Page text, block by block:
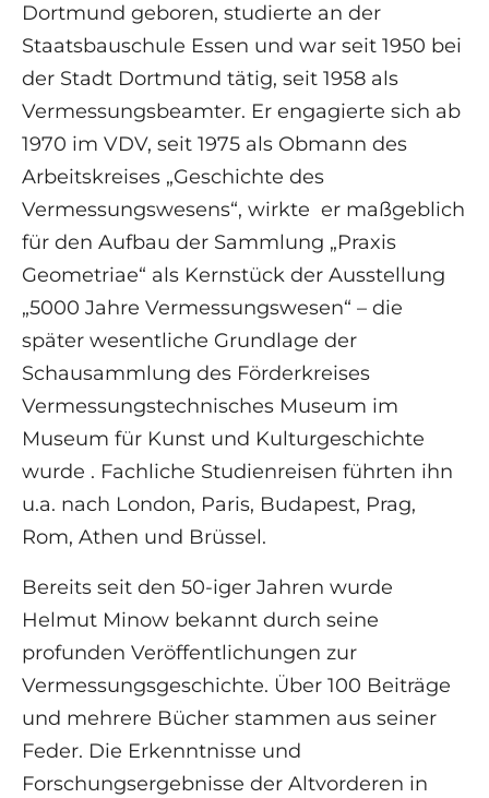
Dortmund geboren, studierte an der
Staatsbauschule Essen und war seit 1950 bei
der Stadt Dortmund tätig, seit 1958 als
Vermessungsbeamter. Er engagierte sich ab
1970 im VDV, seit 1975 als Obmann des
Arbeitskreises „Geschichte des
Vermessungswesens“, wirkte er maßgeblich
für den Aufbau der Sammlung „Praxis
Geometriae“ als Kernstück der Ausstellung
„5000 Jahre Vermessungswesen“ – die
später wesentliche Grundlage der
Schausammlung des Förderkreises
Vermessungstechnisches Museum im
Museum für Kunst und Kulturgeschichte
wurde . Fachliche Studienreisen führten ihn
u.a. nach London, Paris, Budapest, Prag,
Rom, Athen und Brüssel.
Bereits seit den 50-iger Jahren wurde
Helmut Minow bekannt durch seine
profunden Veröffentlichungen zur
Vermessungsgeschichte. Über 100 Beiträge
und mehrere Bücher stammen aus seiner
Feder. Die Erkenntnisse und
Forschungsergebnisse der Altvorderen in